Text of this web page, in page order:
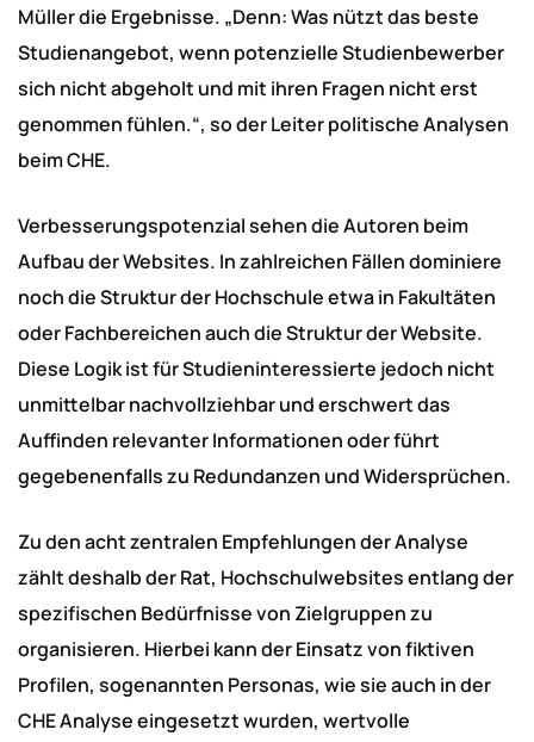
Müller die Ergebnisse. „Denn: Was nützt das beste
Studienangebot, wenn potenzielle Studienbewerber
sich nicht abgeholt und mit ihren Fragen nicht erst
genommen fühlen.“, so der Leiter politische Analysen
beim CHE.
Verbesserungspotenzial sehen die Autoren beim
Aufbau der Websites. In zahlreichen Fällen dominiere
noch die Struktur der Hochschule etwa in Fakultäten
oder Fachbereichen auch die Struktur der Website.
Diese Logik ist für Studieninteressierte jedoch nicht
unmittelbar nachvollziehbar und erschwert das
Auffinden relevanter Informationen oder führt
gegebenenfalls zu Redundanzen und Widersprüchen.
Zu den acht zentralen Empfehlungen der Analyse
zählt deshalb der Rat, Hochschulwebsites entlang der
spezifischen Bedürfnisse von Zielgruppen zu
organisieren. Hierbei kann der Einsatz von fiktiven
Profilen, sogenannten Personas, wie sie auch in der
CHE Analyse eingesetzt wurden, wertvolle